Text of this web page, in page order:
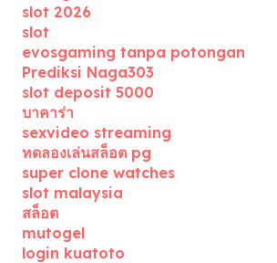
slot 2026
slot
evosgaming tanpa potongan
Prediksi Naga303
slot deposit 5000
บาคาร่า
sexvideo streaming
ทดลองเล่นสล็อต pg
super clone watches
slot malaysia
สล็อต
mutogel
login kuatoto